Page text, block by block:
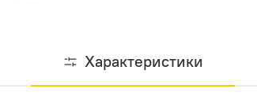
Характеристики